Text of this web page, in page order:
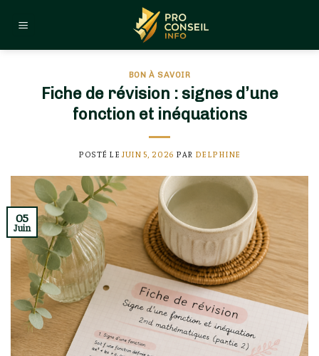
BON À SAVOIR
Fiche de révision : signes d’une
fonction et inéquations
POSTÉ LE JUIN 5, 2026 PAR DELPHINE
05
Juin